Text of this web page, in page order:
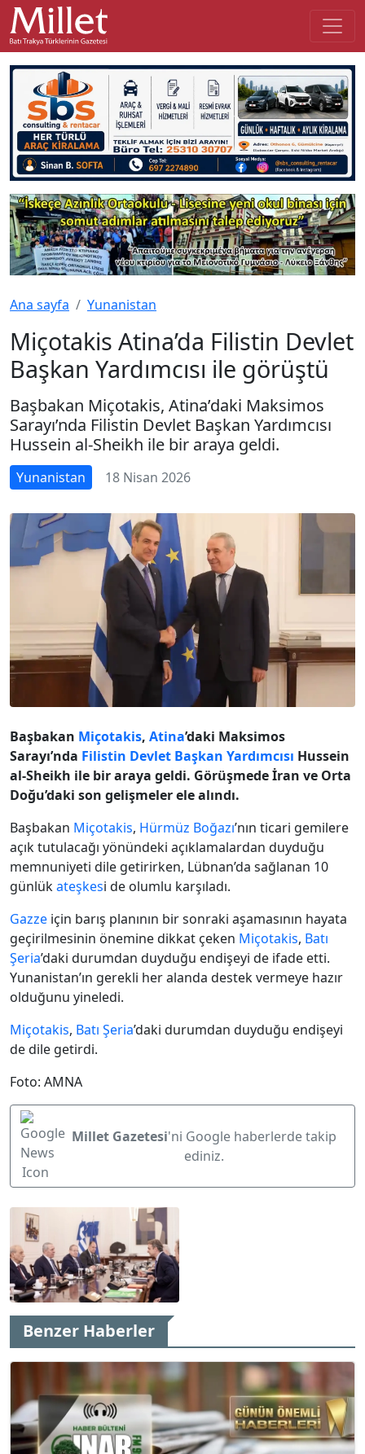
Ana sayfa Yunanistan
Miçotakis Atina’da Filistin Devlet
Başkan Yardımcısı ile görüştü
Başbakan Miçotakis, Atina’daki Maksimos
Sarayı’nda Filistin Devlet Başkan Yardımcısı
Hussein al-Sheikh ile bir araya geldi.
Yunanistan 18 Nisan 2026
Başbakan Miçotakis, Atina’daki Maksimos
Sarayı’nda Filistin Devlet Başkan Yardımcısı Hussein
al-Sheikh ile bir araya geldi. Görüşmede İran ve Orta
Doğu’daki son gelişmeler ele alındı.
Başbakan Miçotakis, Hürmüz Boğazı’nın ticari gemilere
açık tutulacağı yönündeki açıklamalardan duyduğu
memnuniyeti dile getirirken, Lübnan’da sağlanan 10
günlükateşkesi de olumlu karşıladı.
Gazze için barış planının bir sonraki aşamasının hayata
geçirilmesinin önemine dikkat çeken Miçotakis, Batı
Şeria’daki durumdan duyduğu endişeyi de ifade etti.
Yunanistan’ın gerekli her alanda destek vermeye hazır
olduğunu yineledi.
Miçotakis, Batı Şeria’daki durumdan duyduğu endişeyi
de dile getirdi.
Foto: AMNA
Millet Gazetesi'ni Google haberlerde takip
ediniz.
Benzer Haberler